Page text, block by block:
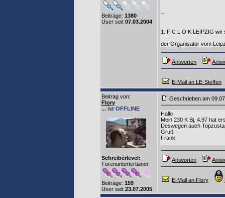
Beiträge: 1380
User seit 07.03.2004
--
1. F C L O K LEIPZIG wir
der Organisator vom
Antworten
E-Mail an LE-Steffen
Beitrag von:
Flory
... ist OFFLINE
Schreiberlevel:
Forenuntertertianer
Beiträge: 159
User seit 23.07.2005
Geschrieben am
Hallo
Mein 230 K Bj. 4.97 hat
Deswegen auch
Gruß
Frank
Antworten
E-Mail an Flory